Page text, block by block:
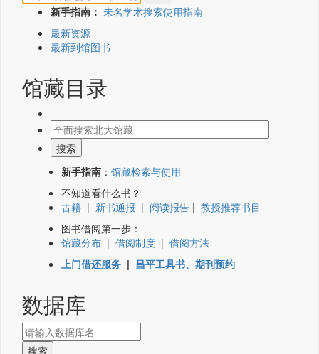
新手指南： 未名学术搜索使用指南
最新资源
最新到馆图书
馆藏目录
新手指南 ： 馆藏检索与使用
不知道看什么书？
古籍 | 新书通报 | 阅读报告 | 教授推荐书目
图书借阅第一步：
馆藏分布 | 借阅制度 | 借阅方法
上门借还服务 | 昌平工具书、期刊预约
数据库